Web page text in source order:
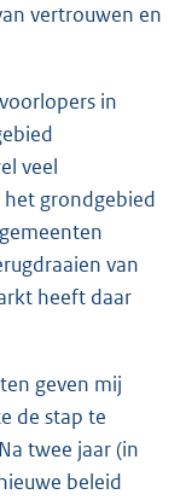
vertrouwen en
in
veel
grondgebied
van
heeft daar
geven mij
de stap te
twee jaar (in
beleid